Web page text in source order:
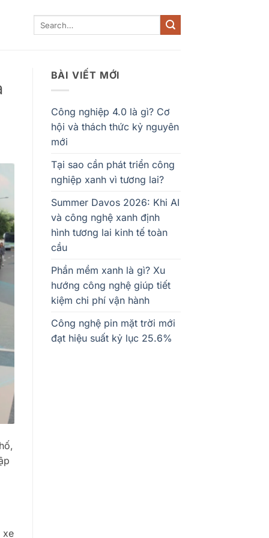
xe
BÀI VIẾT MỚI
Công nghiệp 4.0 là gì? Cơ
hội và thách thức kỷ nguyên
mới
Tại sao cần phát triển công
nghiệp xanh vì tương lai?
Summer Davos 2026: Khi AI
và công nghệ xanh định
hình tương lai kinh tế toàn
cầu
Phần mềm xanh là gì? Xu
hướng công nghệ giúp tiết
kiệm chi phí vận hành
Công nghệ pin mặt trời mới
đạt hiệu suất kỷ lục 25.6%